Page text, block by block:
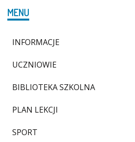
MENU
INFORMACJE
UCZNIOWIE
BIBLIOTEKA SZKOLNA
PLAN LEKCJI
SPORT